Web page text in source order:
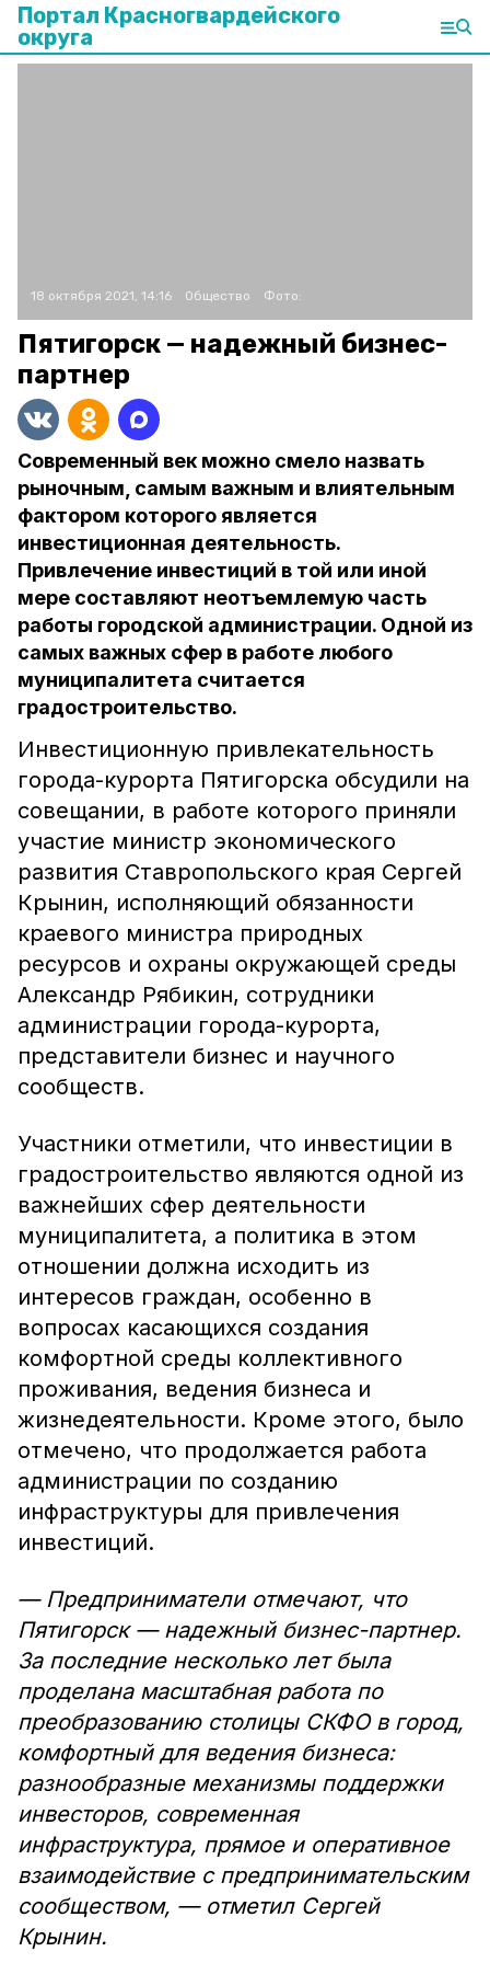
Портал Красногвардейского
округа
18 октября 2021, 14:16 Общество Фото:
Пятигорск — надежный бизнес-
партнер
Современный век можно смело назвать
рыночным, самым важным и влиятельным
фактором которого является
инвестиционная деятельность.
Привлечение инвестиций в той или иной
мере составляют неотъемлемую часть
работы городской администрации. Одной из
самых важных сфер в работе любого
муниципалитета считается
градостроительство.
Инвестиционную привлекательность
города-курорта Пятигорска обсудили на
совещании, в работе которого приняли
участие министр экономического
развития Ставропольского края Сергей
Крынин, исполняющий обязанности
краевого министра природных
ресурсов и охраны окружающей среды
Александр Рябикин, сотрудники
администрации города-курорта,
представители бизнес и научного
сообществ.
Участники отметили, что инвестиции в
градостроительство являются одной из
важнейших сфер деятельности
муниципалитета, а политика в этом
отношении должна исходить из
интересов граждан, особенно в
вопросах касающихся создания
комфортной среды коллективного
проживания, ведения бизнеса и
жизнедеятельности. Кроме этого, было
отмечено, что продолжается работа
администрации по созданию
инфраструктуры для привлечения
инвестиций.
— Предприниматели отмечают, что
Пятигорск — надежный бизнес-партнер.
За последние несколько лет была
проделана масштабная работа по
преобразованию столицы СКФО в город,
комфортный для ведения бизнеса:
разнообразные механизмы поддержки
инвесторов, современная
инфраструктура, прямое и оперативное
взаимодействие с предпринимательским
сообществом, — отметил Сергей
Крынин.